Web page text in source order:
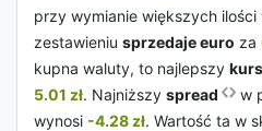
przy wymianie większych
zestawieniu sprzedaje euro za
kupna waluty, to najlepszy
5.01 zł. Najniższy spread
w
wynosi -4.28 zł. Wartość ta w